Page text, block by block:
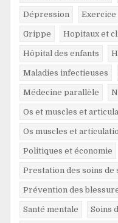
Dépression Exercice
Grippe Hopitaux et
Hôpital des enfants
Maladies infectieuses
Médecine parallèle
Os et muscles et
Os muscles et
Politiques et économie
Prestation des soins de
Prévention des
Santé mentale Soins